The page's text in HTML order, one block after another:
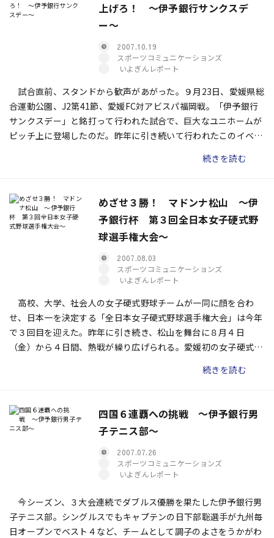
上げろ！ 〜伊予銀行サンクスデ
ー〜
2007.10.19
スポーツコミュニケーションズ
いよぎんレポート
試合直前、スタンドから歓声があがった。９月23日、愛媛県総
合運動公園、J2第41節、愛媛FC対アビスパ福岡戦。「伊予銀行
サンクスデー」と銘打って行われた試合で、巨大なユニホームが
ピッチ上に登場したのだ。昨年に引き続いて行われたこのイベン
続きを読む
めざせ３勝！ マドンナ松山 〜伊
予銀行杯 第３回全日本女子硬式野
球選手権大会〜
2007.08.03
スポーツコミュニケーションズ
いよぎんレポート
高校、大学、社会人の女子硬式野球チームが一同に顔を合わ
せ、日本一を決定する「全日本女子硬式野球選手権大会」は今年
で３回目を迎えた。昨年に引き続き、松山を舞台に８月４日
（金）から４日間、熱戦が繰り広げられる。愛媛初の女子硬式野
続きを読む
四国６連覇への挑戦 〜伊予銀行男
子テニス部〜
2007.07.26
スポーツコミュニケーションズ
いよぎんレポート
今シーズン、３大会連続でダブルス優勝を果たした伊予銀行男
子テニス部。シングルスでもキャプテンの日下部聡選手が九州毎
日オープンでベスト４など、チームとして調子のよさをうかがわ